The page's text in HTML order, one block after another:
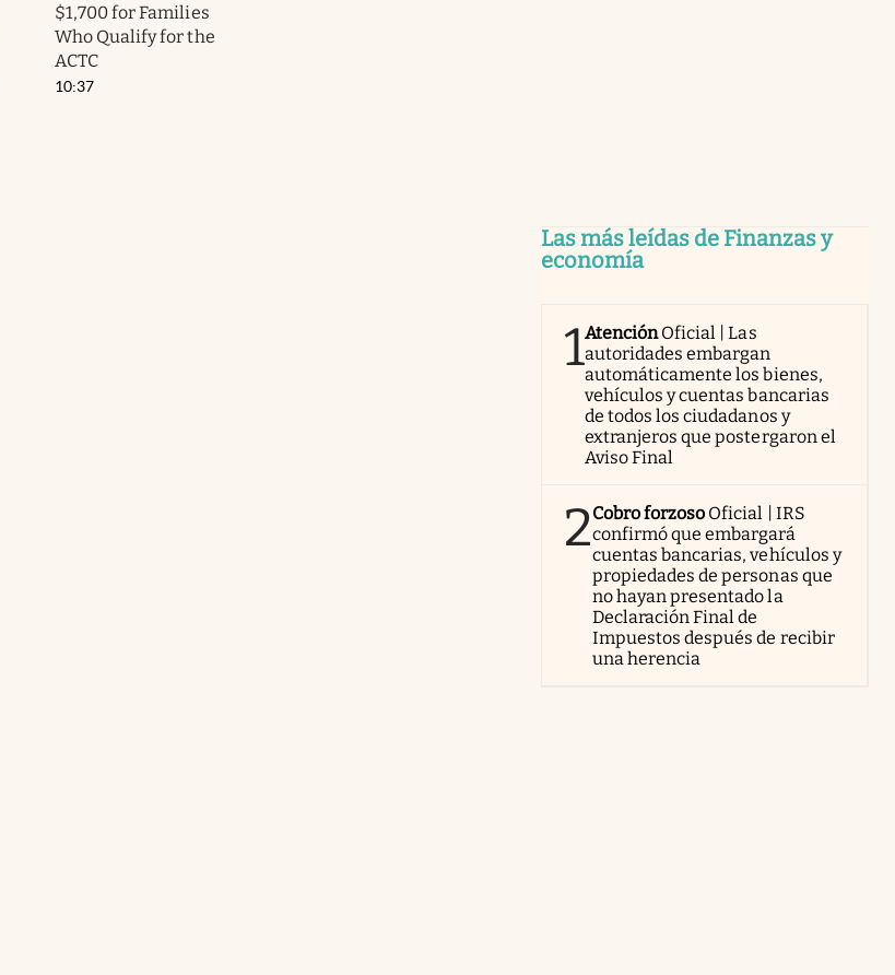
$1,700 for Families
Who Qualify for the
ACTC
10:37
Las más leídas de Finanzas y
economía
1AtenciónOficial | Las
autoridades embargan
automáticamente los bienes,
vehículos y cuentas bancarias
de todos los ciudadanos y
extranjeros que postergaron el
Aviso Final
2Cobro forzoso Oficial | IRS
confirmó que embargará
cuentas bancarias, vehículos y
propiedades de personas que
no hayan presentado la
Declaración Final de
Impuestos después de recibir
una herencia